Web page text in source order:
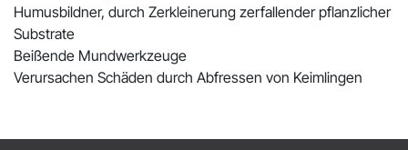
Humusbildner, durch Zerkleinerung zerfallender pflanzlicher
Substrate
Beißende Mundwerkzeuge
Verursachen Schäden durch Abfressen von Keimlingen